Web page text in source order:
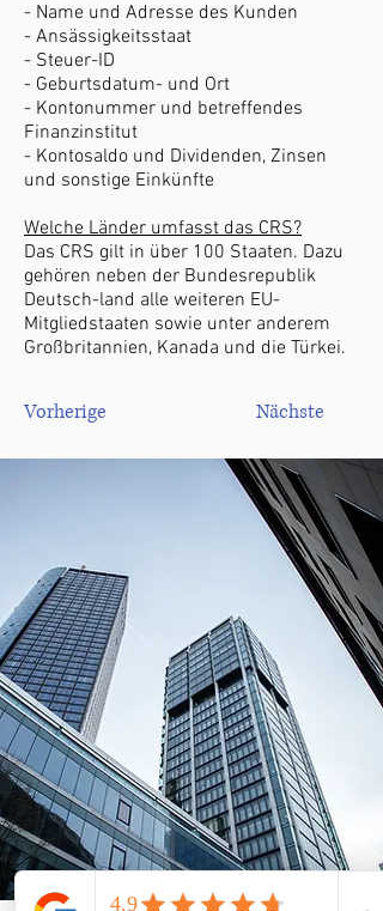
- Name und Adresse des Kunden
- Ansässigkeitsstaat
- Steuer-ID
- Geburtsdatum- und Ort
- Kontonummer und betreffendes
Finanzinstitut
- Kontosaldo und Dividenden, Zinsen
und sonstige Einkünfte
Welche Länder umfasst das CRS?
Das CRS gilt in über 100 Staaten. Dazu
gehören neben der Bundesrepublik
Deutsch-land alle weiteren EU-
Mitgliedstaaten sowie unter anderem
Großbritannien, Kanada und die Türkei.
Vorherige Nächste